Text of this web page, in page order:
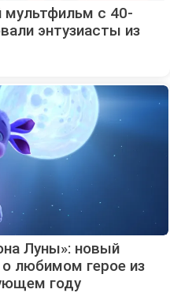
мультфильм с 40-
энтузиасты из
Луны»: новый
любимом герое из
году